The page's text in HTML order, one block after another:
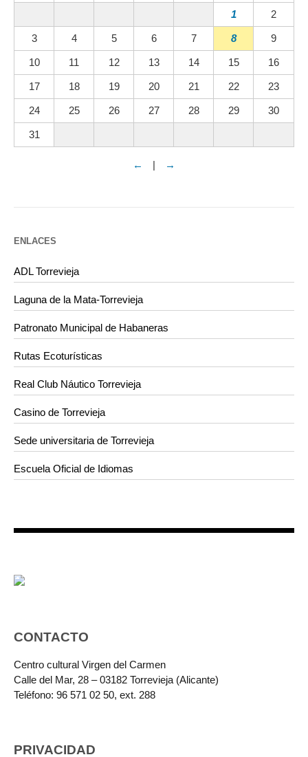
1 2
3 4 5 6 7 8 9
10 11 12 13 14 15 16
17 18 19 20 21 22 23
24 25 26 27 28 29 30
31
← | →
ENLACES
ADL Torrevieja
Laguna de la Mata-Torrevieja
Patronato Municipal de Habaneras
Rutas Ecoturísticas
Real Club Náutico Torrevieja
Casino de Torrevieja
Sede universitaria de Torrevieja
Escuela Oficial de Idiomas
CONTACTO
Centro cultural Virgen del Carmen
Calle del Mar, 28 – 03182 Torrevieja (Alicante)
Teléfono: 96 571 02 50, ext. 288
PRIVACIDAD